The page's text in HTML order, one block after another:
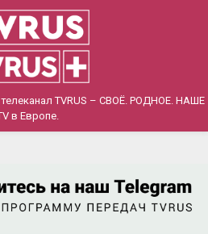
TVRUS – СВОЁ. РОДНОЕ. НАШЕ
в Европе.